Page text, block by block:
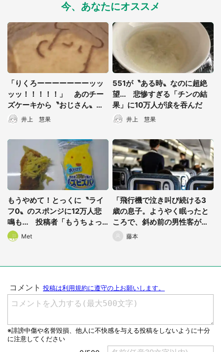
今、あなたにオススメ
「りくろーーーーーーーッッ
ッッ！！！！！」 あのチー
ズケーキから〝おじさん〟消
失...悲しすぎる事件の真相と
井上 慧果
551が〝ある時〟なのに超絶
望... 悲惨すぎる「チンの結
果」に10万人が涙を吞んだ
井上 慧果
もうやめて！とっくに〝ライ
フ0〟のスポンジに12万人悲
鳴も... 投稿者「もうちょっ
と使おうかな、と思いま
す！」
Met
「飛行機で泣き叫び続ける3
歳の息子。ようやく眠ったと
ころで、斜め前の男性客が振
り返り...」（都道府県・年齢
性別不明）
藤本